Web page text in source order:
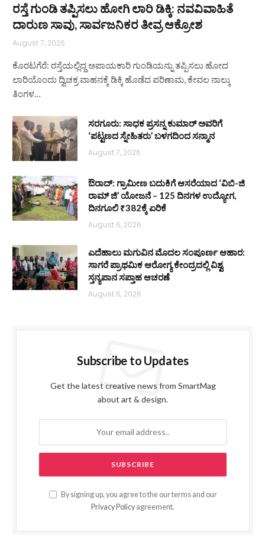
ರಸ್ತೆ ಗುಂಡಿ ತಪ್ಪಿಸಲು ಹೋಗಿ ಲಾರಿ ಡಿಕ್ಕಿ: ನವವಿವಾಹಿತೆ
ದಾರುಣ ಸಾವು, ಸಾರ್ವಜನಿಕರ ತೀವ್ರ ಆಕ್ರೋಶ
August 7, 2026
ಕೊರಟಗೆರೆ: ರಸ್ತೆಯಲ್ಲಿದ್ದ ಅಪಾಯಕಾರಿ ಗುಂಡಿಯನ್ನು ತಪ್ಪಿಸಲು ಹೋದ
ಲಾರಿಯೊಂದು ದ್ವಿಚಕ್ರ ವಾಹನಕ್ಕೆ ಡಿಕ್ಕಿ ಹೊಡೆದ ಪರಿಣಾಮ, ಕೇವಲ ನಾಲ್ಕು
ತಿಂಗಳ…
ಸರಗೂರು: ಸಾಧಕ ಪ್ರಸನ್ನ ಕುಮಾರ್ ಅವರಿಗೆ
‘ಪಟ್ಟಣದ ಸ್ನೇಹಿತರು’ ಬಳಗದಿಂದ ಸನ್ಮಾನ
August 7, 2026
ಔರಾದ್: ಗ್ರಾಮೀಣ ಬದುಕಿಗೆ ಆಸರೆಯಾದ ‘ವಿಬಿ-ಜಿ
ರಾಮ್ ಜಿ’ ಯೋಜನೆ – 125 ದಿನಗಳ ಉದ್ಯೋಗ,
ದಿನಗೂಲಿ ₹382ಕ್ಕೆ ಏರಿಕೆ
August 6, 2026
ಎದೆಹಾಲು ಮಗುವಿನ ಮೊದಲ ಸಂಪೂರ್ಣ ಆಹಾರ:
ಸಾಗರೆ ಪ್ರಾಥಮಿಕ ಆರೋಗ್ಯ ಕೇಂದ್ರದಲ್ಲಿ ವಿಶ್ವ
ಸ್ತನ್ಯಪಾನ ಸಪ್ತಾಹ ಆಚರಣೆ
August 6, 2026
Subscribe to Updates
Get the latest creative news from SmartMag
about art & design.
By signing up, you agree to the our terms and our
Privacy Policy agreement.